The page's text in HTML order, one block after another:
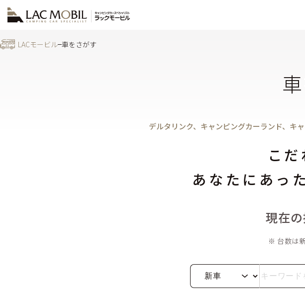
LACモービル 車をさがす
デルタリンク、キャンピングカーランド、キ
こ
あなたにあっ
現在
※ 台数は